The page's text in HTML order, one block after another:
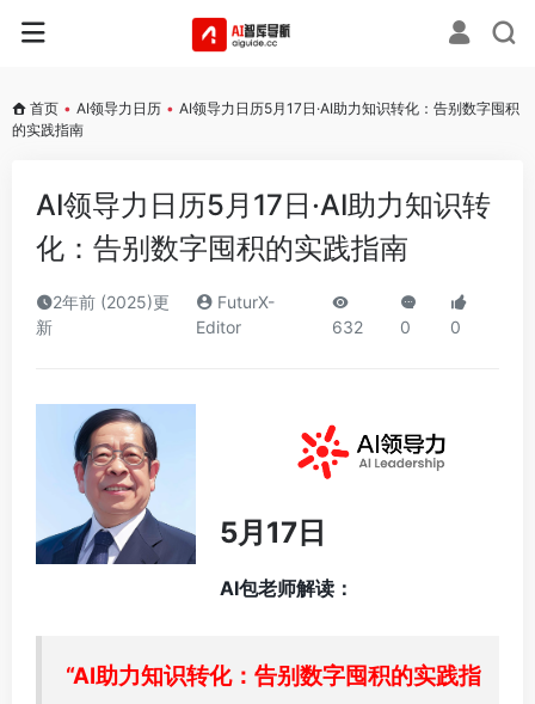
首页 • AI领导力日历 • AI领导力日历5月17日·AI助力知识转化：告别数字囤积
的实践指南
AI领导力日历5月17日·AI助力知识转
化：告别数字囤积的实践指南
2年前 (2025)更
新
FuturX-
Editor
632 0 0
5月17日
AI包老师解读：
“AI助力知识转化：告别数字囤积的实践指